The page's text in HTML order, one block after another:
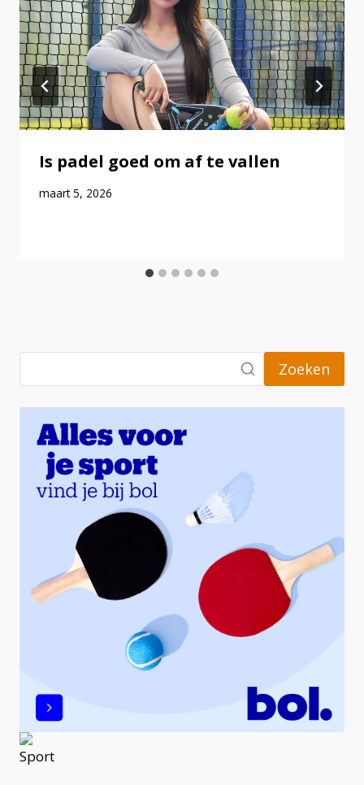
Is padel goed om af te vallen
maart 5, 2026
Zoeken